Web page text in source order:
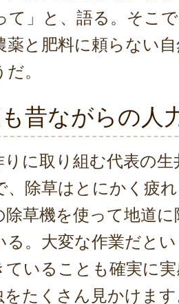
て」と、語る。そこ
薬と肥料に頼らない
。
昔ながらの人
りに取り組む代表の
、除草はとにかく疲
草機を使って地道
る。大変な作業だと
ていることも確実に
をたくさん見かけま